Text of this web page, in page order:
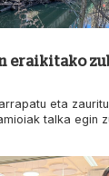
eraikitako
eta
talka egin